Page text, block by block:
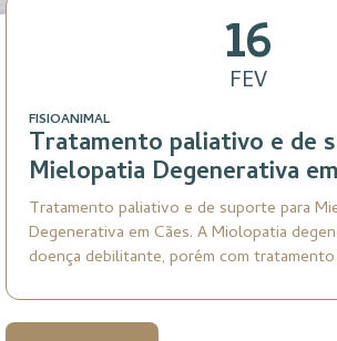
16
FEV
FISIOANIMAL
Tratamento paliativo e de
Mielopatia Degenerativa
Tratamento paliativo e de suporte para
Degenerativa em Cães. A Miolopatia
doença debilitante, porém com